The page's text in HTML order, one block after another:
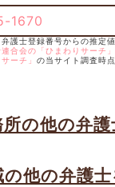
1670
護士登録番号からの推定値
合会の「ひまわりサーチ
ーチ」 の当サイト調査時
所の他の弁
の他の弁護